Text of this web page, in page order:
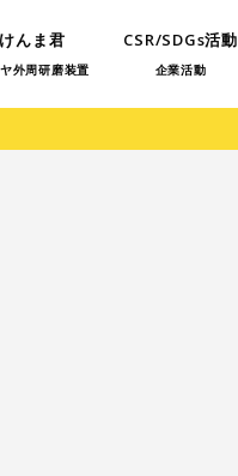
けんま君
外周研磨装置
CSR/SDGs活動
企業活動